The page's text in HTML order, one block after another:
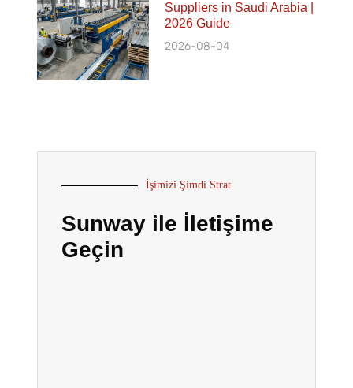
Suppliers in Saudi Arabia |
2026 Guide
2026-08-04
İşimizi Şimdi Strat
Sunway ile İletişime
Geçin